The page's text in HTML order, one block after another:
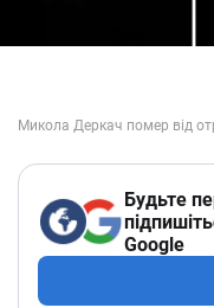
Будьте
Google